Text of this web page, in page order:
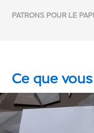
PATRONS POUR LE
Ce que